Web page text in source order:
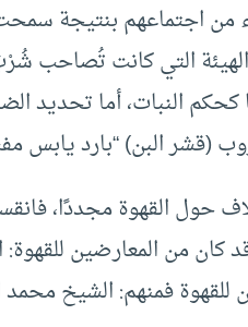
من اجتماعهم بنتيجة
التي كانت تُصاحب شُرْبَ
النبات، أما تحديد
(قشر البن) “بارد يابس
حول القهوة مجددًا،
كان من المعارضين
للقهوة فمنهم: الشيخ